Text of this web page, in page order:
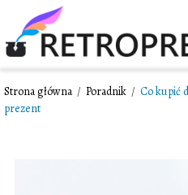
Strona główna / Poradnik / Co kupić
prezent